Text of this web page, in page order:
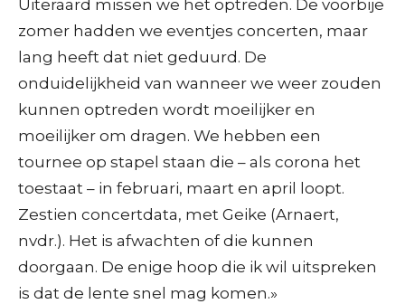
Uiteraard missen we het optreden. De voorbije
zomer hadden we eventjes concerten, maar
lang heeft dat niet geduurd. De
onduidelijkheid van wanneer we weer zouden
kunnen optreden wordt moeilijker en
moeilijker om dragen. We hebben een
tournee op stapel staan die – als corona het
toestaat – in februari, maart en april loopt.
Zestien concertdata, met Geike (Arnaert,
nvdr.). Het is afwachten of die kunnen
doorgaan. De enige hoop die ik wil uitspreken
is dat de lente snel mag komen.»